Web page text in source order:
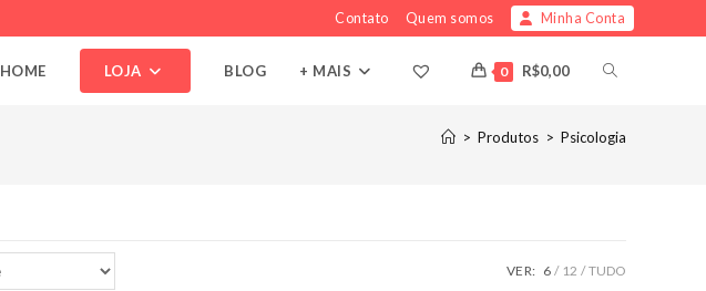
Contato Quem somos Minha Conta
HOME LOJA BLOG + MAIS 0 R$0,00 ALTERNAR
PESQUISA
SITE
> Produtos > Psicologia
VER: 6 12 TUDO